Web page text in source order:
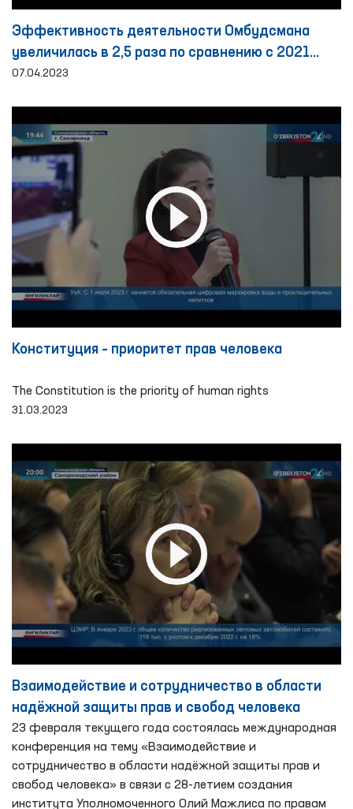
Эффективность деятельности Омбудсмана
увеличилась в 2,5 раза по сравнению с 2021
годом
07.04.2023
Конституция – приоритет прав человека
The Constitution is the priority of human rights
31.03.2023
Взаимодействие и сотрудничество в области
надёжной защиты прав и свобод человека
23 февраля текущего года состоялась международная
конференция на тему «Взаимодействие и
сотрудничество в области надёжной защиты прав и
свобод человека» в связи с 28-летием создания
института Уполномоченного Олий Мажлиса по правам